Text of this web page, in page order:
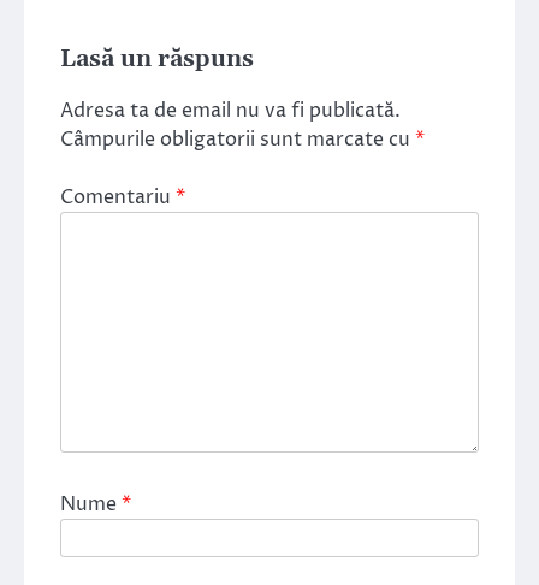
Lasă un răspuns
Adresa ta de email nu va fi publicată.
Câmpurile obligatorii sunt marcate cu *
Comentariu *
Nume*